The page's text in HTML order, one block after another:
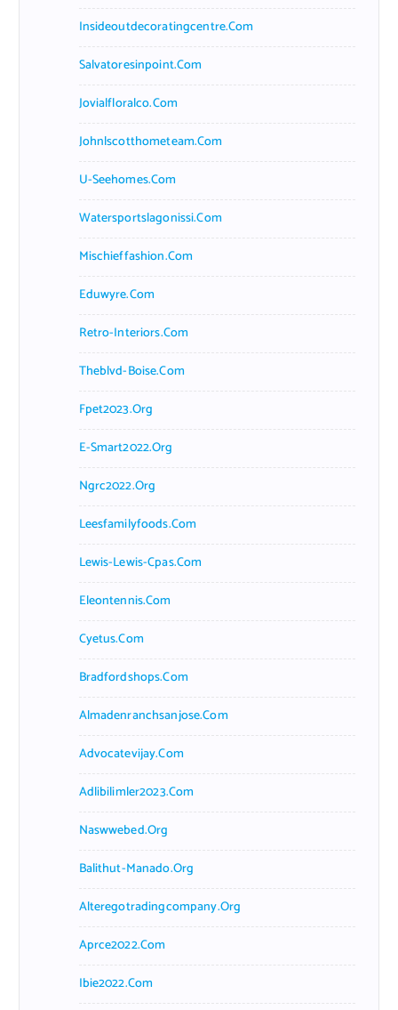
Insideoutdecoratingcentre.com
Salvatoresinpoint.com
Jovialfloralco.com
Johnlscotthometeam.com
U-Seehomes.com
Watersportslagonissi.com
Mischieffashion.com
Eduwyre.com
Retro-Interiors.com
Theblvd-Boise.com
Fpet2023.org
E-Smart2022.org
Ngrc2022.org
Leesfamilyfoods.com
Lewis-Lewis-Cpas.com
Eleontennis.com
Cyetus.com
Bradfordshops.com
Almadenranchsanjose.com
Advocatevijay.com
Adlibilimler2023.com
Naswwebed.org
Balithut-Manado.org
Alteregotradingcompany.org
Aprce2022.com
Ibie2022.com